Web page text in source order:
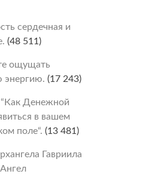
сердечная и
(48 511)
ощущать
энергию. (17 243)
Денежной
в вашем
поле“. (13 481)
Гавриила